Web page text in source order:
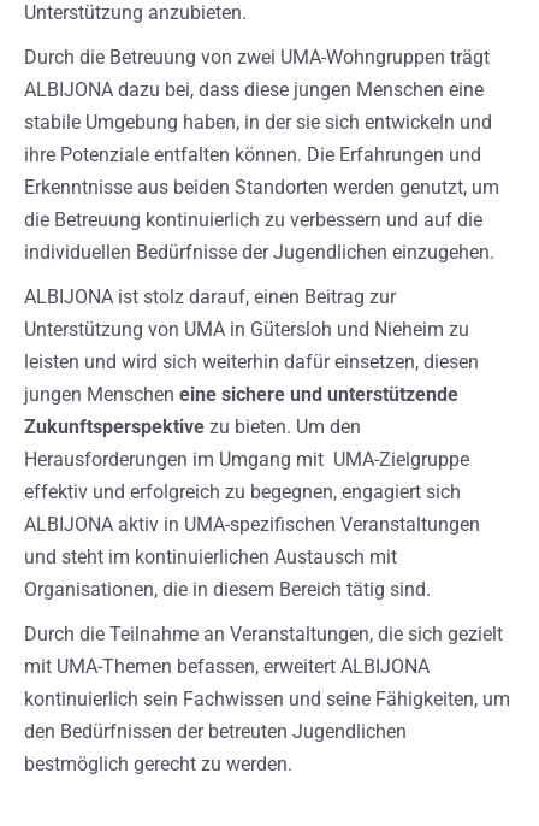
Unterstützung anzubieten.
Durch die Betreuung von zwei UMA-Wohngruppen trägt
ALBIJONA dazu bei, dass diese jungen Menschen eine
stabile Umgebung haben, in der sie sich entwickeln und
ihre Potenziale entfalten können. Die Erfahrungen und
Erkenntnisse aus beiden Standorten werden genutzt, um
die Betreuung kontinuierlich zu verbessern und auf die
individuellen Bedürfnisse der Jugendlichen einzugehen.
ALBIJONA ist stolz darauf, einen Beitrag zur
Unterstützung von UMA in Gütersloh und Nieheim zu
leisten und wird sich weiterhin dafür einsetzen, diesen
jungen Menschen eine sichere und unterstützende
Zukunftsperspektive zu bieten. Um den
Herausforderungen im Umgang mit UMA-Zielgruppe
effektiv und erfolgreich zu begegnen, engagiert sich
ALBIJONA aktiv in UMA-spezifischen Veranstaltungen
und steht im kontinuierlichen Austausch mit
Organisationen, die in diesem Bereich tätig sind.
Durch die Teilnahme an Veranstaltungen, die sich gezielt
mit UMA-Themen befassen, erweitert ALBIJONA
kontinuierlich sein Fachwissen und seine Fähigkeiten, um
den Bedürfnissen der betreuten Jugendlichen
bestmöglich gerecht zu werden.